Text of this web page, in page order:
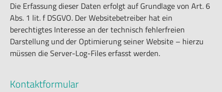
Die Erfassung dieser Daten erfolgt auf Grundlage von Art. 6
Abs. 1 lit. f DSGVO. Der Websitebetreiber hat ein
berechtigtes Interesse an der technisch fehlerfreien
Darstellung und der Optimierung seiner Website – hierzu
müssen die Server-Log-Files erfasst werden.
Kontaktformular